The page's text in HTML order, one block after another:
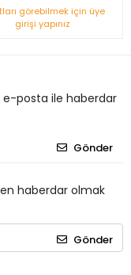
görebilmek için üye
girişi yapınız
e-posta ile haberdar
Gönder
haberdar olmak
Gönder